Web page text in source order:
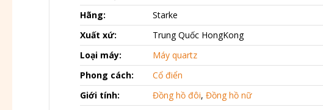
Hãng:
Starke
Xuất xứ:
Trung Quốc HongKong
Loại máy:
Máy quartz
Phong cách:
Cổ điển
Giới tính:
Đồng hồ đôi, Đồng hồ nữ